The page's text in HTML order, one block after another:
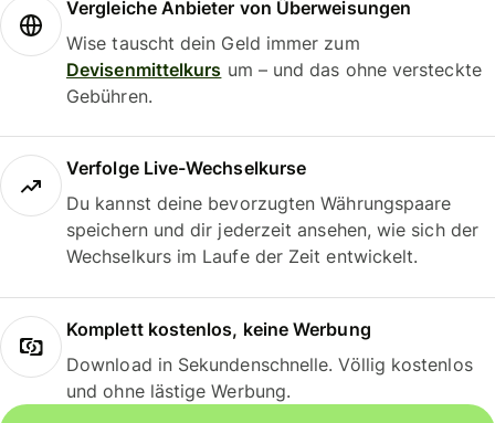
Vergleiche Anbieter von Überweisungen
Wise tauscht dein Geld immer zum
Devisenmittelkurs um – und das ohne versteckte
Gebühren.
Verfolge Live-Wechselkurse
Du kannst deine bevorzugten Währungspaare
speichern und dir jederzeit ansehen, wie sich der
Wechselkurs im Laufe der Zeit entwickelt.
Komplett kostenlos, keine Werbung
Download in Sekundenschnelle. Völlig kostenlos
und ohne lästige Werbung.